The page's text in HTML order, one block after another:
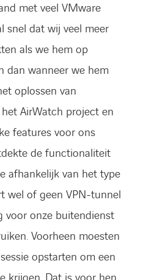
met veel VMware
snel dat wij veel meer
als we hem op
dan wanneer we hem
oplossen van
AirWatch project en
features voor ons
de functionaliteit
afhankelijk van het type
wel of geen VPN-tunnel
voor onze buitendienst
Voorheen moesten
opstarten om een